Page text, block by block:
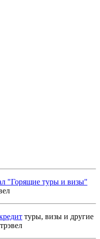
"Горящие туры и визы"
туры, визы и другие